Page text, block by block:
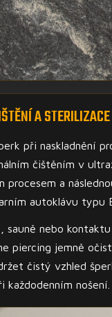
A STERILIZACE
při naskladnění
čištěním v
procesem a
autoklávu typu
sauně nebo
piercing jemně
čistý vzhled
každodenním nošení.